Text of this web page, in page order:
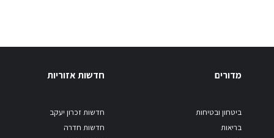
מדורים
ביטחון ובטיחות
בריאות
חדשות אזוריות
חדשות זכרון יעקב
חדשות חדרה